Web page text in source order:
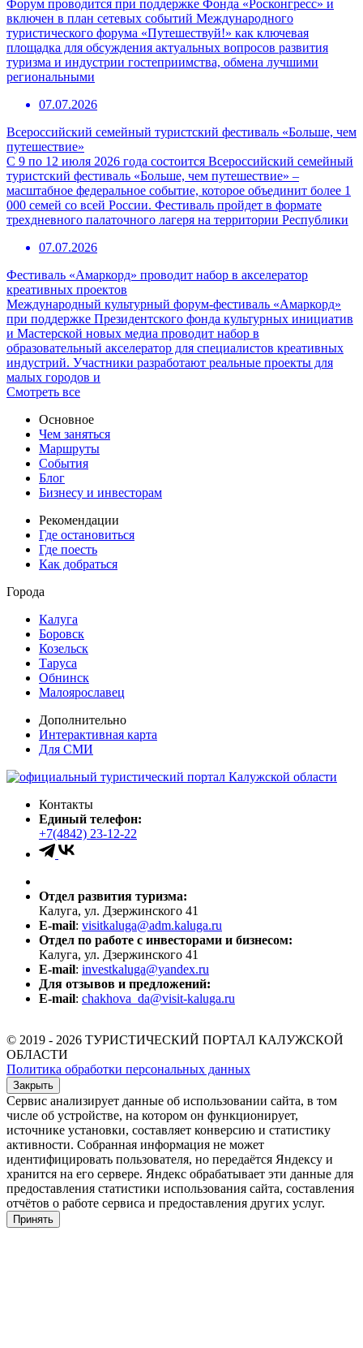
Форум проводится при поддержке Фонда «Росконгресс» и
включен в план сетевых событий Международного
туристического форума «Путешествуй!» как ключевая
площадка для обсуждения актуальных вопросов развития
туризма и индустрии гостеприимства, обмена лучшими
региональными
07.07.2026
Всероссийский семейный туристский фестиваль «Больше, чем
путешествие»
С 9 по 12 июля 2026 года состоится Всероссийский семейный
туристский фестиваль «Больше, чем путешествие» –
масштабное федеральное событие, которое объединит более 1
000 семей со всей России. Фестиваль пройдет в формате
трехдневного палаточного лагеря на территории Республики
07.07.2026
Фестиваль «Амаркорд» проводит набор в акселератор
креативных проектов
Международный культурный форум-фестиваль «Амаркорд»
при поддержке Президентского фонда культурных инициатив
и Мастерской новых медиа проводит набор в
образовательный акселератор для специалистов креативных
индустрий. Участники разработают реальные проекты для
малых городов и
Смотреть все
Основное
Чем заняться
Маршруты
События
Блог
Бизнесу и инвесторам
Рекомендации
Где остановиться
Где поесть
Как добраться
Города
Калуга
Боровск
Козельск
Таруса
Обнинск
Малоярославец
Дополнительно
Интерактивная карта
Для СМИ
Контакты
Единый телефон:
+7(4842) 23-12-22
Отдел развития туризма:
Калуга, ул. Дзержинского 41
E-mail: visitkaluga@adm.kaluga.ru
Отдел по работе с инвесторами и бизнесом:
Калуга, ул. Дзержинского 41
E-mail: investkaluga@yandex.ru
Для отзывов и предложений:
E-mail: chakhova_da@visit-kaluga.ru
© 2019 - 2026 ТУРИСТИЧЕСКИЙ ПОРТАЛ КАЛУЖСКОЙ
ОБЛАСТИ
Политика обработки персональных данных
Закрыть
Сервис анализирует данные об использовании сайта, в том
числе об устройстве, на котором он функционирует,
источнике установки, составляет конверсию и статистику
активности. Собранная информация не может
идентифицировать пользователя, но передаётся Яндексу и
хранится на его сервере. Яндекс обрабатывает эти данные для
предоставления статистики использования сайта, составления
отчётов о работе сервиса и предоставления других услуг.
Принять